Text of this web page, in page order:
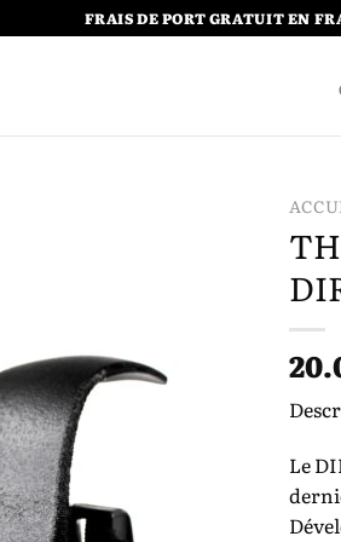
FRAIS DE PORT GRATUIT EN
Le